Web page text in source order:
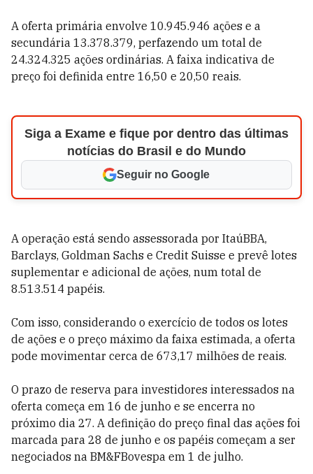
A oferta primária envolve 10.945.946 ações e a
secundária 13.378.379, perfazendo um total de
24.324.325 ações ordinárias. A faixa indicativa de
preço foi definida entre 16,50 e 20,50 reais.
Siga a Exame e fique por dentro das últimas
notícias do Brasil e do Mundo
Seguir no Google
A operação está sendo assessorada por ItaúBBA,
Barclays, Goldman Sachs e Credit Suisse e prevê lotes
suplementar e adicional de ações, num total de
8.513.514 papéis.
Com isso, considerando o exercício de todos os lotes
de ações e o preço máximo da faixa estimada, a oferta
pode movimentar cerca de 673,17 milhões de reais.
O prazo de reserva para investidores interessados na
oferta começa em 16 de junho e se encerra no
próximo dia 27. A definição do preço final das ações foi
marcada para 28 de junho e os papéis começam a ser
negociados na BM&FBovespa em 1 de julho.